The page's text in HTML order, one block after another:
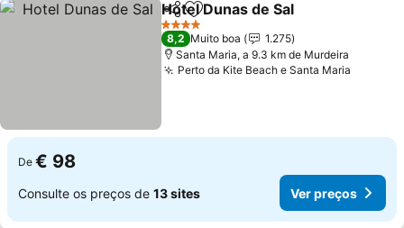
PartilharAdicionar aos favoritos
Hotel Dunas de Sal
4 Estrelas
8,2 Muito boa
1.275
Santa Maria, a 9.3 km de Murdeira
Perto da Kite Beach e Santa Maria
De € 98
Consulte os preços de 13 sites Ver preços